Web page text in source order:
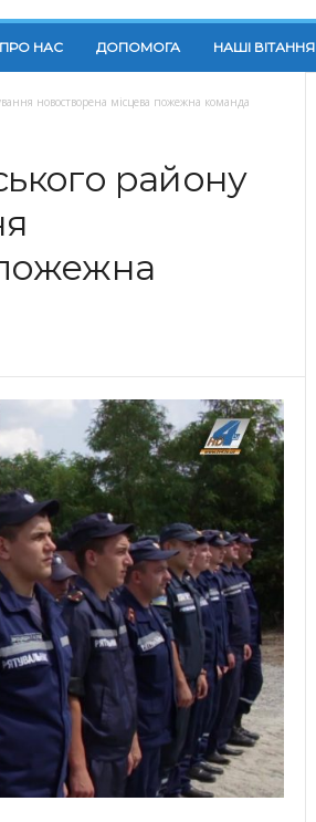
ПРО НАС ДОПОМОГА НАШІ ВІТАННЯ
новостворена місцева пожежна команда
району